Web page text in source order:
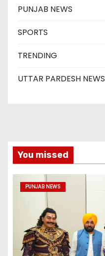
PUNJAB NEWS
SPORTS
TRENDING
UTTAR PARDESH NEWS
You missed
PUNJAB NEWS